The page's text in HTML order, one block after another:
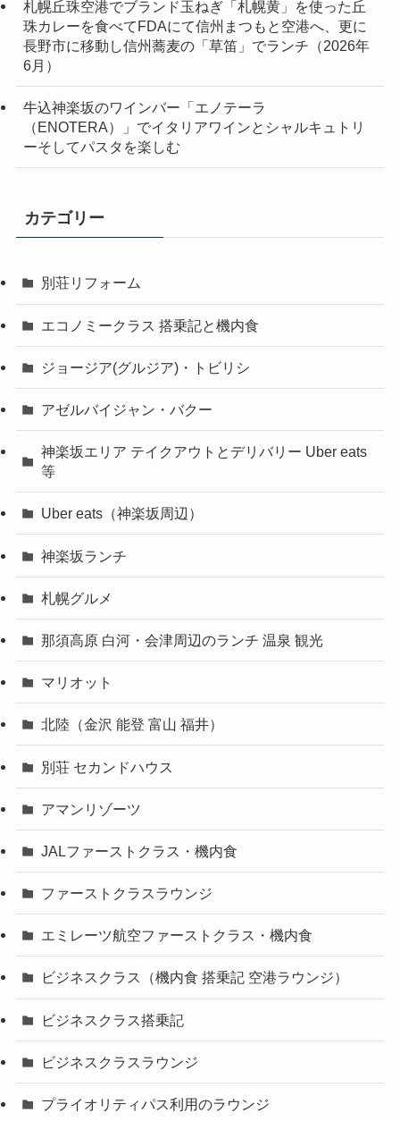
札幌丘珠空港でブランド玉ねぎ「札幌黄」を使った丘
珠カレーを食べてFDAにて信州まつもと空港へ、更に
長野市に移動し信州蕎麦の「草笛」でランチ（2026年
6月）
牛込神楽坂のワインバー「エノテーラ
（ENOTERA）」でイタリアワインとシャルキュトリ
ーそしてパスタを楽しむ
カテゴリー
別荘リフォーム
エコノミークラス 搭乗記と機内食
ジョージア(グルジア)・トビリシ
アゼルバイジャン・バクー
神楽坂エリア テイクアウトとデリバリー Uber eats
等
Uber eats（神楽坂周辺）
神楽坂ランチ
札幌グルメ
那須高原 白河・会津周辺のランチ 温泉 観光
マリオット
北陸（金沢 能登 富山 福井）
別荘 セカンドハウス
アマンリゾーツ
JALファーストクラス・機内食
ファーストクラスラウンジ
エミレーツ航空ファーストクラス・機内食
ビジネスクラス（機内食 搭乗記 空港ラウンジ）
ビジネスクラス搭乗記
ビジネスクラスラウンジ
プライオリティパス利用のラウンジ